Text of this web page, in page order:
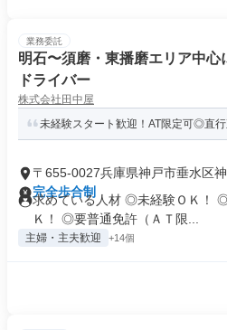
業務委託
明石〜須磨・東播磨エリア中
ドライバー
株式会社田中屋
未経験スタート歓迎！AT限定可◎直
〒655-0027兵庫県神戸市垂水区
完全歩合制
求めている人材 ◎未経験ＯＫ！
Ｋ！ ◎要普通免許（ＡＴ限...
主婦・主夫歓迎 +14個